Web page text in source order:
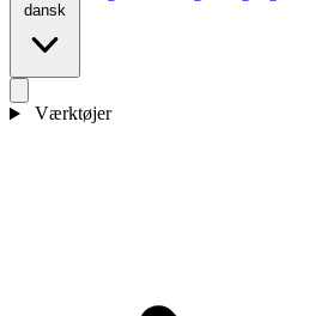
dansk
Værktøjer